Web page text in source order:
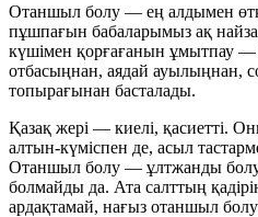
Отаншыл болу — ең алдымен
пұшпағын бабаларымыз ақ
күшімен қорғағанын ұмытпау —
отбасыңнан, аядай ауылыңнан,
топырағынан басталады.
Қазақ жері — киелі, қасиетті.
алтын-күміспен де, асыл
Отаншыл болу — ұлтжанды
болмайды да. Ата салттың
ардақтамай, нағыз отаншыл